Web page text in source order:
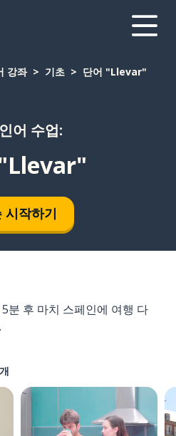
강좌 기초 단어 "Llevar"
어 수업:
시작하기
분 후 마치 스페인에 여행 다